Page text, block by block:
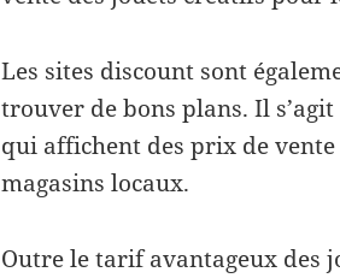
Les sites discount sont
trouver de bons plans. Il
qui affichent des prix de
magasins locaux.
Outre le tarif avantageux des